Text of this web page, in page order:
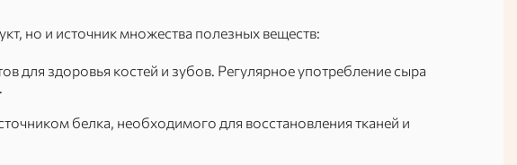
но и источник множества полезных веществ:
для здоровья костей и зубов. Регулярное употребление сыра
белка, необходимого для восстановления тканей и